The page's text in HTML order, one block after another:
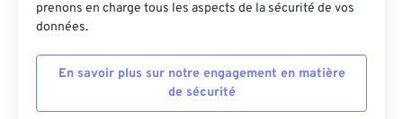
prenons en charge tous les aspects de la sécurité de vos
données.
En savoir plus sur notre engagement en matière
de sécurité